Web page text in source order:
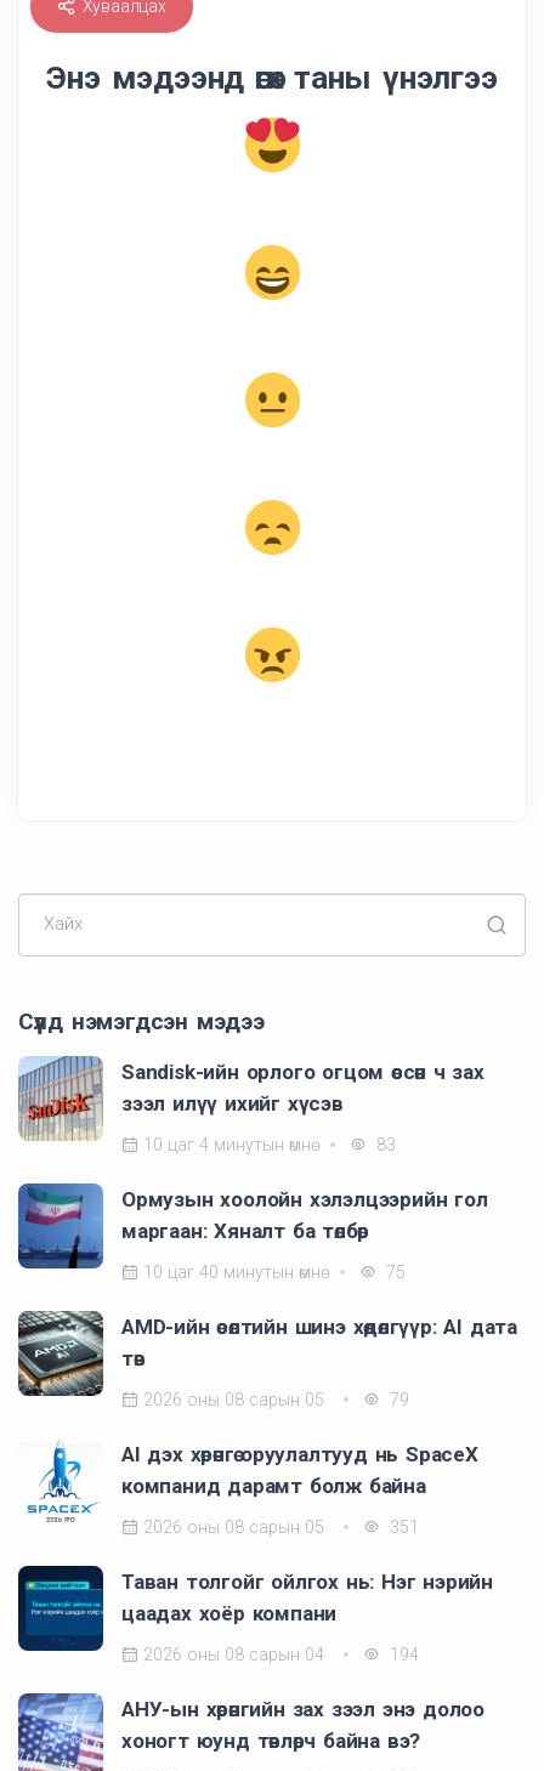
Хуваалцах
Энэ мэдээнд өгөх таны үнэлгээ
Хайх
Сүүлд нэмэгдсэн мэдээ
Sandisk-ийн орлого огцом өссөн ч зах
зээл илүү ихийг хүсэв
10 цаг 4 минутын өмнө 83
Ормузын хоолойн хэлэлцээрийн гол
маргаан: Хяналт ба төлбөр
10 цаг 40 минутын өмнө 75
AMD-ийн өсөлтийн шинэ хөдөлгүүр: AI дата
төв
2026 оны 08 сарын 05 79
AI дэх хөрөнгө оруулалтууд нь SpaceX
компанид дарамт болж байна
2026 оны 08 сарын 05 351
Таван толгойг ойлгох нь: Нэг нэрийн
цаадах хоёр компани
2026 оны 08 сарын 04 194
АНУ-ын хөрөнгийн зах зээл энэ долоо
хоногт юунд төвлөрч байна вэ?